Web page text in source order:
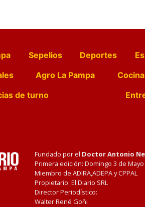
Sepelios Deportes
Agro La Pampa
de turno
Fundado por el Doctor Antonio
Primera edición: Domingo 3 de
Miembro de ADIRA,ADEPA y CPPAL
Propietario: El Diario SRL
Director Periodístico:
Walter René Goñi